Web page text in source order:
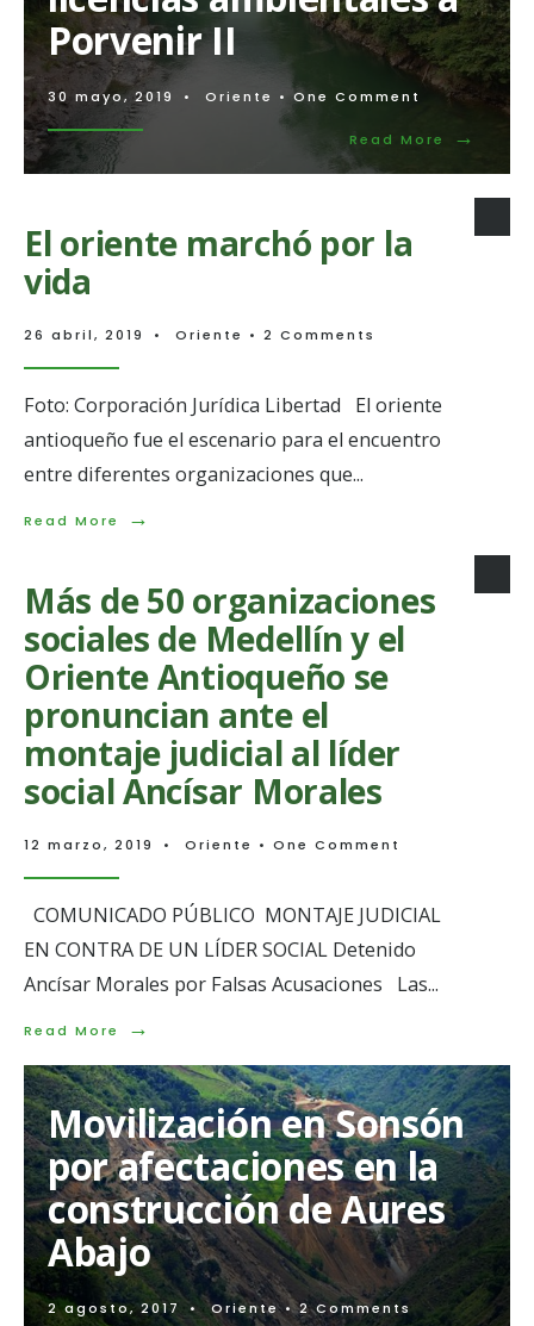
candidatos
a
la
Alcaldía
Porvenir II
30 mayo, 2019 • Oriente • One Comment
Read More →
Read
El oriente marchó por la
vida
26 abril, 2019 • Oriente • 2 Comments
Foto: Corporación Jurídica Libertad El oriente
antioqueño fue el escenario para el encuentro
entre diferentes organizaciones que...
Read More →
Read
oriente
marchó
la
vida
Más de 50 organizaciones
sociales de Medellín y el
Oriente Antioqueño se
pronuncian ante el
montaje judicial al líder
social Ancísar Morales
12 marzo, 2019 • Oriente • One Comment
COMUNICADO PÚBLICO MONTAJE JUDICIAL
EN CONTRA DE UN LÍDER SOCIAL Detenido
Ancísar Morales por Falsas Acusaciones Las...
Read More →
Read
Más
de
50
organizaciones
sociales
de
Medellín
y
el
Oriente
Antioqueño
se
Movilización en Sonsón
por afectaciones en la
construcción de Aures
Abajo
2 agosto, 2017 • Oriente • 2 Comments